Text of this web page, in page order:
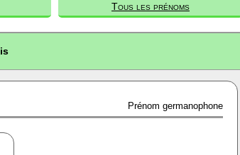
Tous les prénoms
Prénom germanophone